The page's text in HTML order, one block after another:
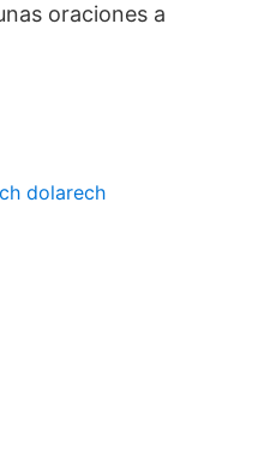
oraciones a
dolarech